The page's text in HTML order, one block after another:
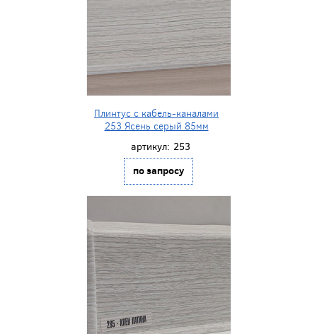
Плинтус с кабель-каналами
253 Ясень серый 85мм
артикул: 253
по запросу